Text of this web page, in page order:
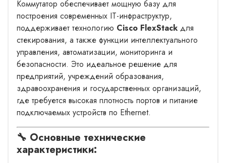
Коммутатор обеспечивает мощную базу для
построения современных IT-инфраструктур,
поддерживает технологию Cisco FlexStack для
стекирования, а также функции интеллектуального
управления, автоматизации, мониторинга и
безопасности. Это идеальное решение для
предприятий, учреждений образования,
здравоохранения и государственных организаций,
где требуется высокая плотность портов и питание
подключаемых устройств по Ethernet.
🔧 Основные технические
характеристики: